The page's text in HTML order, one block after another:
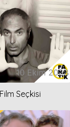
10 Ekim 2023
Seçkisi